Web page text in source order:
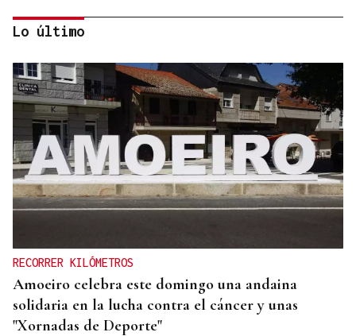
CANEDO
Un herido en la colisión entre dos coches en la
Lo último
RECORRER KILÓMETROS
Amoeiro celebra este domingo una andaina
solidaria en la lucha contra el cáncer y unas
"Xornadas de Deporte"